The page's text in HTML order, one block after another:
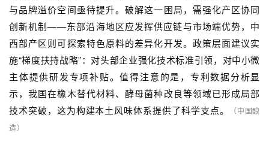
与品牌溢价空间亟待提升。破解这一困局，需强化产区协同
创新机制——东部沿海地区应发挥供应链与市场端优势，中
西部产区则可探索特色原料的差异化开发。政策层面建议实
施“梯度扶持战略”：对头部企业强化技术标准引领，对中小微
主体提供研发专项补贴。值得注意的是，专利数据分析显
示，我国在橡木替代材料、酵母菌种改良等领域已形成局部
技术突破，这为构建本土风味体系提供了科学支点。
（中国酿
造）